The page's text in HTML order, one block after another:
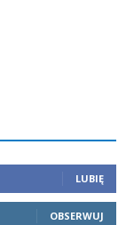
LUBIĘ
OBSERWUJ